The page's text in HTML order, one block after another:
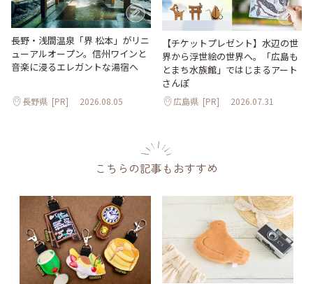
長野・浅間温泉「界 松本」がリニ
ューアルオープン。信州ワインと
音楽に浸るエレガントな湯宿へ
長野県 [PR] 2026.08.05
【チケットプレゼント】水辺の世
界から浮世絵の世界へ。「広島も
とまち水族館」ではじまるアート
さんぽ
広島県 [PR] 2026.07.31
こちらの記事もおすすめ